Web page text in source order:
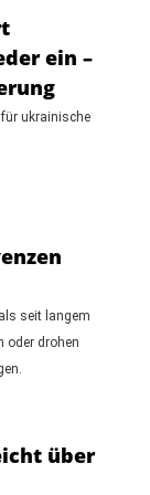
ein –
ukrainische
seit langem
oder drohen
über